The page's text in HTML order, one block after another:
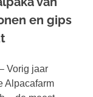
en gips
Vorig jaar
Alpacafarm